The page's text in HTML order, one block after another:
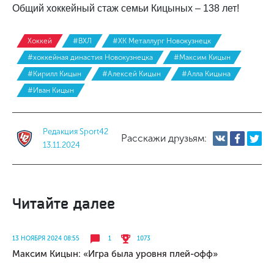
Общий хоккейный стаж семьи Кицыных – 138 лет!
Хоккей #ВХЛ
#ХК Металлург Новокузнецк
#хоккейная династия Новокузнецка
#Максим Кицын
#Кирилл Кицын
#Алексей Кицын
#Алла Кицына
#Иван Кицын
Редакция Sport42
13.11.2024
Расскажи друзьям:
Читайте далее
13 НОЯБРЯ 2024 08:55 1 1073
Максим Кицын: «Игра была уровня плей-офф»